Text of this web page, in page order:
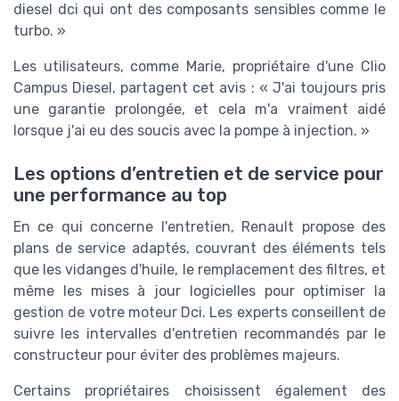
diesel dci qui ont des composants sensibles comme le
turbo. »
Les utilisateurs, comme Marie, propriétaire d'une Clio
Campus Diesel, partagent cet avis : « J'ai toujours pris
une garantie prolongée, et cela m'a vraiment aidé
lorsque j'ai eu des soucis avec la pompe à injection. »
Les options d’entretien et de service pour
une performance au top
En ce qui concerne l'entretien, Renault propose des
plans de service adaptés, couvrant des éléments tels
que les vidanges d'huile, le remplacement des filtres, et
même les mises à jour logicielles pour optimiser la
gestion de votre moteur Dci. Les experts conseillent de
suivre les intervalles d'entretien recommandés par le
constructeur pour éviter des problèmes majeurs.
Certains propriétaires choisissent également des